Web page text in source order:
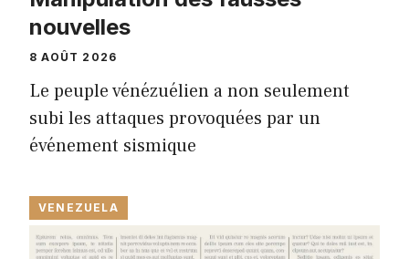
nouvelles
8 AOÛT 2026
Le peuple vénézuélien a non seulement
subi les attaques provoquées par un
événement sismique
VENEZUELA